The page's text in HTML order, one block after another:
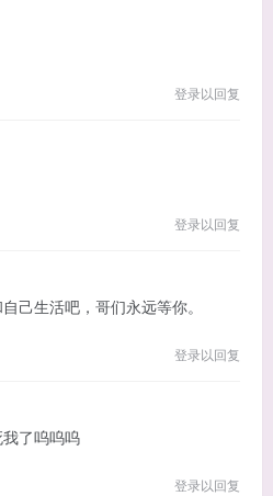
登录以回复
登录以回复
己生活吧，哥们永远等你。
登录以回复
了呜呜呜
登录以回复